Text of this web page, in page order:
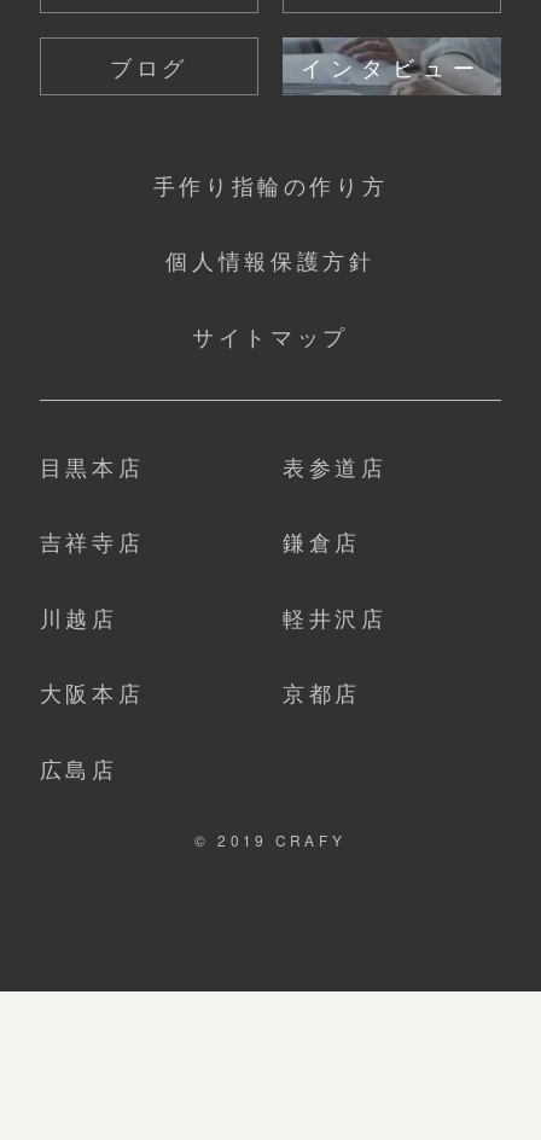
ブログ インタビュー
手作り指輪の作り方
個人情報保護方針
サイトマップ
目黒本店 表参道店
吉祥寺店 鎌倉店
川越店 軽井沢店
大阪本店 京都店
広島店
© 2019 CRAFY